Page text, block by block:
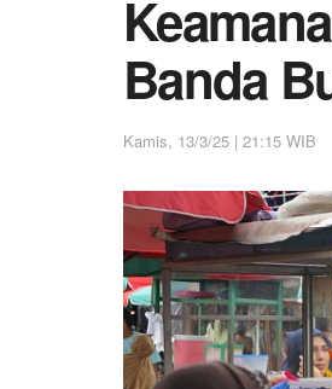
Banda
Kamis, 13/3/25 | 21:15 WIB